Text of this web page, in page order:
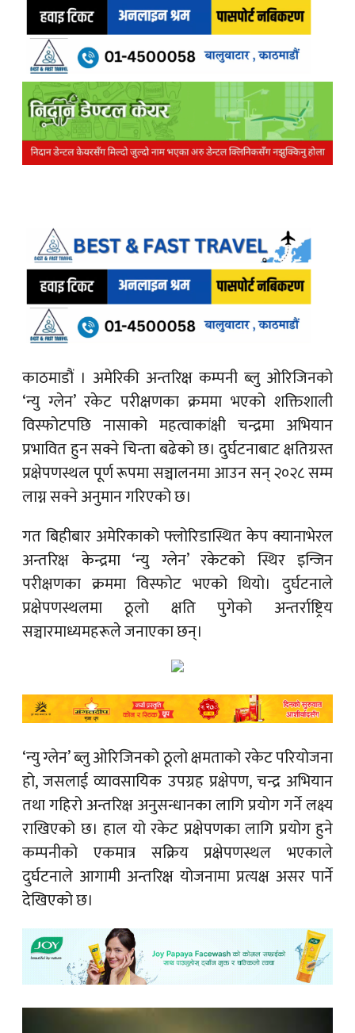
काठमाडौं । अमेरिकी अन्तरिक्ष कम्पनी ब्लु ओरिजिनको
‘न्यु ग्लेन’ रकेट परीक्षणका क्रममा भएको शक्तिशाली
विस्फोटपछि नासाको महत्वाकांक्षी चन्द्रमा अभियान
प्रभावित हुन सक्ने चिन्ता बढेको छ। दुर्घटनाबाट क्षतिग्रस्त
प्रक्षेपणस्थल पूर्ण रूपमा सञ्चालनमा आउन सन् २०२८ सम्म
लाग्न सक्ने अनुमान गरिएको छ।
गत बिहीबार अमेरिकाको फ्लोरिडास्थित केप क्यानाभेरल
अन्तरिक्ष केन्द्रमा ‘न्यु ग्लेन’ रकेटको स्थिर इन्जिन
परीक्षणका क्रममा विस्फोट भएको थियो। दुर्घटनाले
प्रक्षेपणस्थलमा ठूलो क्षति पुगेको अन्तर्राष्ट्रिय
सञ्चारमाध्यमहरूले जनाएका छन्।
‘न्यु ग्लेन’ ब्लु ओरिजिनको ठूलो क्षमताको रकेट परियोजना
हो, जसलाई व्यावसायिक उपग्रह प्रक्षेपण, चन्द्र अभियान
तथा गहिरो अन्तरिक्ष अनुसन्धानका लागि प्रयोग गर्ने लक्ष्य
राखिएको छ। हाल यो रकेट प्रक्षेपणका लागि प्रयोग हुने
कम्पनीको एकमात्र सक्रिय प्रक्षेपणस्थल भएकाले
दुर्घटनाले आगामी अन्तरिक्ष योजनामा प्रत्यक्ष असर पार्ने
देखिएको छ।